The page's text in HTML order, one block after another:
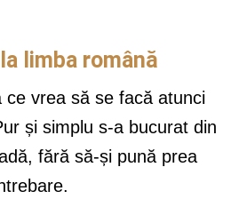
limba română
ce vrea să se facă atunci
și simplu s-a bucurat din
fără să-și pună prea